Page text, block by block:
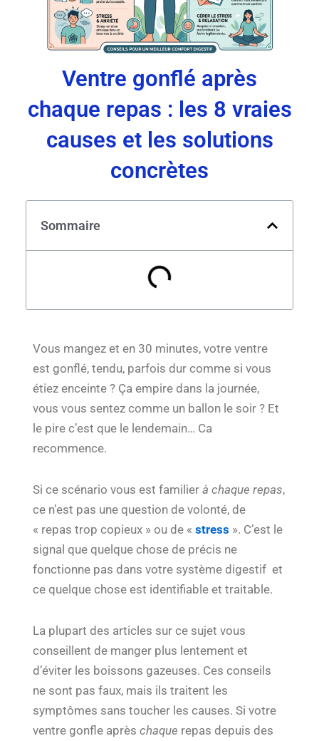
Ventre gonflé après
chaque repas : les 8 vraies
causes et les solutions
concrètes
Sommaire
Vous mangez et en 30 minutes, votre ventre
est gonflé, tendu, parfois dur comme si vous
étiez enceinte ? Ça empire dans la journée,
vous vous sentez comme un ballon le soir ? Et
le pire c’est que le lendemain… Ca
recommence.
Si ce scénario vous est familierà chaque repas,
ce n’est pas une question de volonté, de
« repas trop copieux » ou de «stress ». C’est le
signal que quelque chose de précis ne
fonctionne pas dans votre système digestif et
ce quelque chose est identifiable et traitable.
La plupart des articles sur ce sujet vous
conseillent de manger plus lentement et
d’éviter les boissons gazeuses. Ces conseils
ne sont pas faux, mais ils traitent les
symptômes sans toucher les causes. Si votre
ventre gonfle aprèschaque repas depuis des